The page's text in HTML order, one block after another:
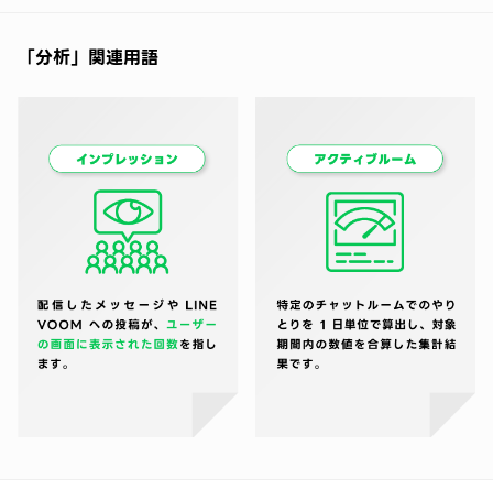
「分析」関連用語